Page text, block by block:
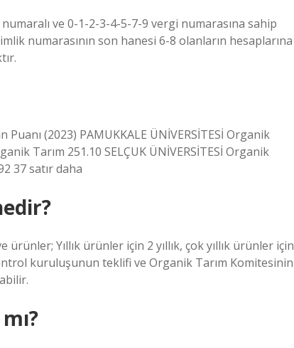
ve 0-1-2-3-4-5-7-9 vergi numarasına sahip
numarasının son hanesi 6-8 olanların hesaplarına
(2023) PAMUKKALE ÜNİVERSİTESİ Organik
Tarım 251.10 SELÇUK ÜNİVERSİTESİ Organik
37 satır daha
Yıllık ürünler için 2 yıllık, çok yıllık ürünler için
kuruluşunun teklifi ve Organik Tarım Komitesinin